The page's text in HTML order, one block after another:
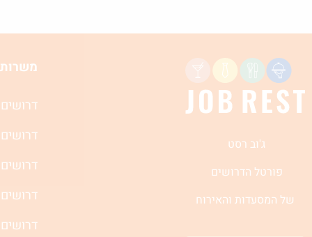
ג'וב רסט
פורטל הדרושים
של המסעדות והאירוח
משרות